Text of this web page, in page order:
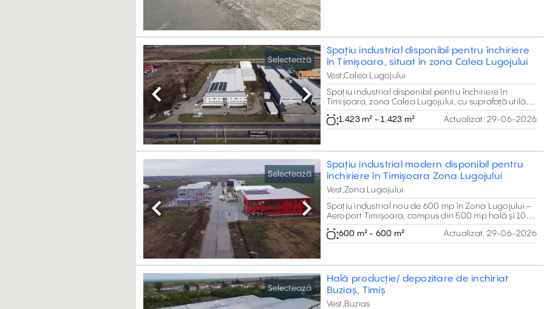
Selectează
Previous Next
Spațiu industrial disponibil pentru închiriere
în Timișoara, situat în zona Calea Lugojului
Vest,Calea Lugojului
Spațiu industrial disponibil pentru închiriere în
Timișoara, zona Calea Lugojului, cu suprafață utilă
totală de 1.423 mp (1.390 mp hală + 33 mp birouri).
Acces TIR direct din DN6, înălțime până la 7 m și
utilități complete.
1.423 m² - 1.423 m² Actualizat: 29-06-2026
Selectează
Previous Next
Spațiu industrial modern disponibil pentru
închiriere în Timișoara Zona Lugojului
Vest,Zona Lugojului
Spațiu industrial nou de 600 mp în Zona Lugojului –
Aeroport Timișoara, compus din 500 mp hală și 100
mp birouri. Acces drive-in pentru TIR, utilități
complete și conexiune rapidă la DN6, Centura Nord
și Autostradă. Finalizare estimată Q2 2026.
600 m² - 600 m² Actualizat: 29-06-2026
Selectează
Hală producție/ depozitare de inchiriat
Buziaș, Timiș
Vest,Buzias